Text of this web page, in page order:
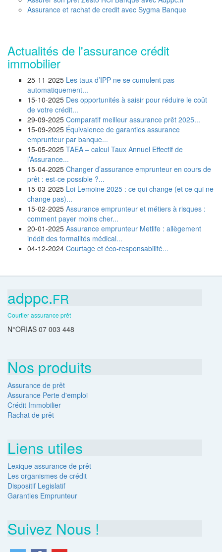
Assurance et rachat de credit avec Sygma Banque
Actualités de l'assurance crédit
immobilier
25-11-2025 Les taux d’IPP ne se cumulent pas
automatiquement...
15-10-2025 Des opportunités à saisir pour réduire le coût
de votre crédit...
29-09-2025 Comparatif meilleur assurance prêt 2025...
15-09-2025 Équivalence de garanties assurance
emprunteur par banque...
15-05-2025 TAEA – calcul Taux Annuel Effectif de
l’Assurance...
15-04-2025 Changer d’assurance emprunteur en cours de
prêt : est-ce possible ?...
15-03-2025 Loi Lemoine 2025 : ce qui change (et ce qui ne
change pas)...
15-02-2025 Assurance emprunteur et métiers à risques :
comment payer moins cher...
20-01-2025 Assurance emprunteur Metlife : allègement
inédit des formalités médical...
04-12-2024 Courtage et éco-responsabilité...
adppc.FR
Courtier assurance prêt
N°ORIAS 07 003 448
Nos produits
Assurance de prêt
Assurance Perte d'emploi
Crédit Immobilier
Rachat de prêt
Liens utiles
Lexique assurance de prêt
Les organismes de crédit
Dispositif Legislatif
Garanties Emprunteur
Suivez Nous !